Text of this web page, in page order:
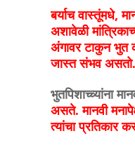
बर्याच वास्तूंमधे,
अशावेळी
अंगावर टाकुन भुत
जास्त संभव असतो.
भुतपिशाच्च्यांना
असते. मानवी
त्यांचा प्रतिकार